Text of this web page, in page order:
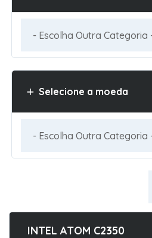
Selecione a moeda
INTEL ATOM C2350